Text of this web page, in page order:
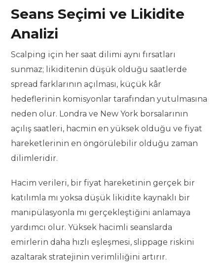
Seans Seçimi ve Likidite
Analizi
Scalping için her saat dilimi aynı fırsatları
sunmaz; likiditenin düşük olduğu saatlerde
spread farklarının açılması, küçük kâr
hedeflerinin komisyonlar tarafından yutulmasına
neden olur. Londra ve New York borsalarının
açılış saatleri, hacmin en yüksek olduğu ve fiyat
hareketlerinin en öngörülebilir olduğu zaman
dilimleridir.
Hacim verileri, bir fiyat hareketinin gerçek bir
katılımla mı yoksa düşük likidite kaynaklı bir
manipülasyonla mı gerçekleştiğini anlamaya
yardımcı olur. Yüksek hacimli seanslarda
emirlerin daha hızlı eşleşmesi, slippage riskini
azaltarak stratejinin verimliliğini artırır.